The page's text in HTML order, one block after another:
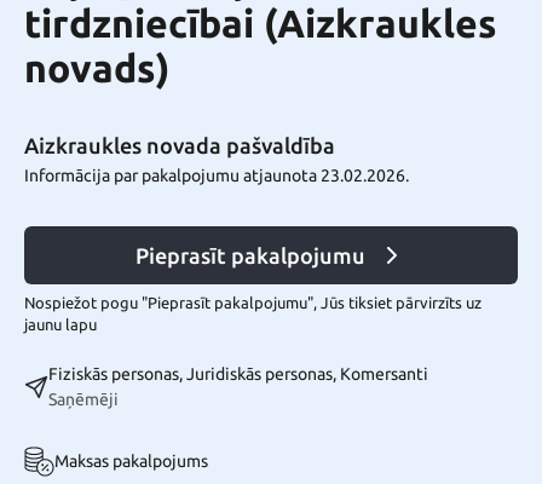
tirdzniecībai (Aizkraukles
novads)
Aizkraukles novada pašvaldība
Informācija par pakalpojumu atjaunota 23.02.2026.
Pieprasīt pakalpojumu
Nospiežot pogu "Pieprasīt pakalpojumu", Jūs tiksiet pārvirzīts uz
jaunu lapu
Fiziskās personas, Juridiskās personas, Komersanti
Saņēmēji
Maksas pakalpojums